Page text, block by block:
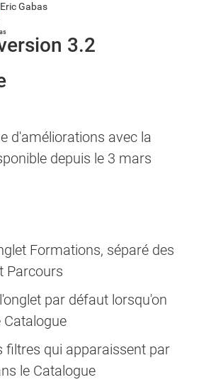
Gabas
3.2
d'améliorations avec la
depuis le 3 mars
Formations, séparé des
Parcours
par défaut lorsqu'on
Catalogue
filtres qui apparaissent par
le Catalogue